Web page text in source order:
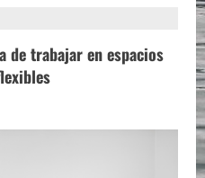
de trabajar en espacios